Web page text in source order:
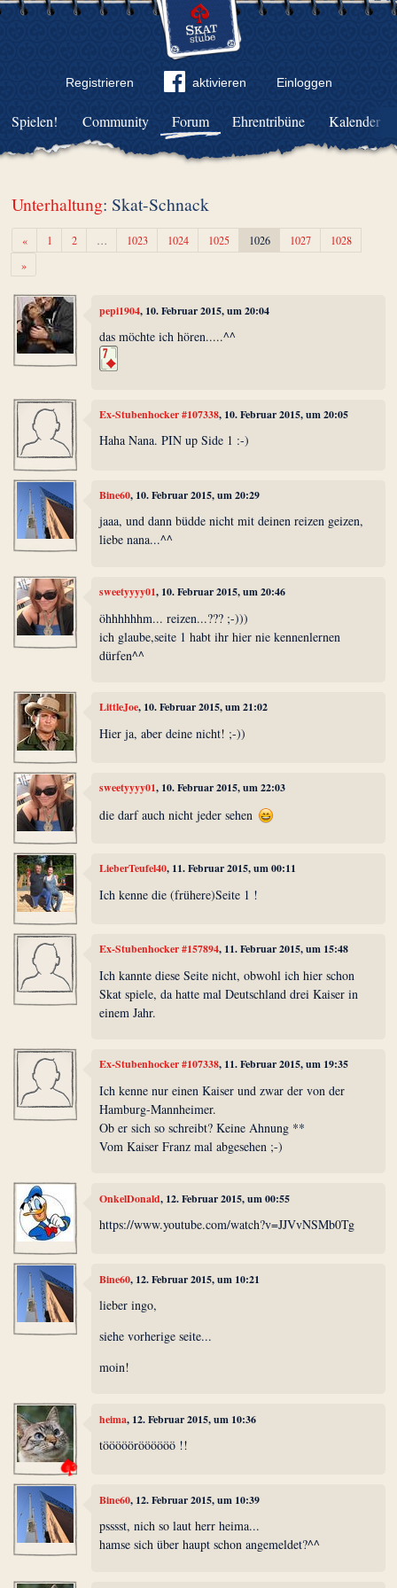
Registrieren aktivieren Einloggen
Community Forum Ehrentribüne Kalender
Spielen!
Unterhaltung: Skat-Schnack
«Zurück1 2 … 1023 1024 1025 1026 1027
1028
»Weiter
pepi1904, 10. Februar 2015, um 20:04
das möchte ich hören.....^^
Ex-Stubenhocker #107338, 10. Februar 2015, um 20:05
Haha Nana. PIN up Side 1 :-)
Bine60, 10. Februar 2015, um 20:29
jaaa, und dann büdde nicht mit deinen reizen geizen,
liebe nana...^^
sweetyyyy01, 10. Februar 2015, um 20:46
öhhhhhhm... reizen...??? ;-)))
ich glaube,seite 1 habt ihr hier nie kennenlernen
dürfen^^
LittleJoe, 10. Februar 2015, um 21:02
Hier ja, aber deine nicht! ;-))
sweetyyyy01, 10. Februar 2015, um 22:03
die darf auch nicht jeder sehen
LieberTeufel40, 11. Februar 2015, um 00:11
Ich kenne die (frühere)Seite 1 !
Ex-Stubenhocker #157894, 11. Februar 2015, um 15:48
Ich kannte diese Seite nicht, obwohl ich hier schon
Skat spiele, da hatte mal Deutschland drei Kaiser in
einem Jahr.
Ex-Stubenhocker #107338, 11. Februar 2015, um 19:35
Ich kenne nur einen Kaiser und zwar der von der
Hamburg-Mannheimer.
Ob er sich so schreibt? Keine Ahnung **
Vom Kaiser Franz mal abgesehen ;-)
OnkelDonald, 12. Februar 2015, um 00:55
https://www.youtube.com/watch?v=JJVvNSMb0Tg
Bine60, 12. Februar 2015, um 10:21
lieber ingo,
siehe vorherige seite...
moin!
heima, 12. Februar 2015, um 10:36
töööööröööööö !!
Bine60, 12. Februar 2015, um 10:39
psssst, nich so laut herr heima...
hamse sich über haupt schon angemeldet?^^